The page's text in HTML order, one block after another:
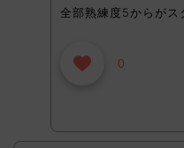
全部熟練度5からがス
0